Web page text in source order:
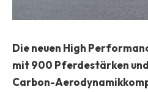
Die neuen High
mit 900 Pferdestärken und
Carbon-